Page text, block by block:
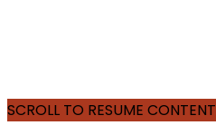
SCROLL TO RESUME CONTENT